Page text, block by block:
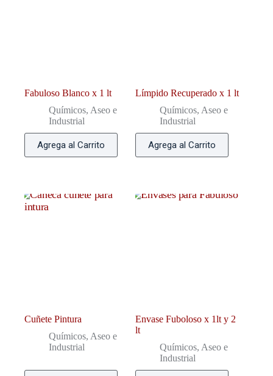
Fabuloso Blanco x 1 lt
Químicos, Aseo e
Industrial
Agrega al Carrito
Límpido Recuperado x 1 lt
Químicos, Aseo e
Industrial
Agrega al Carrito
Cuñete Pintura
Químicos, Aseo e
Industrial
Envase Fuboloso x 1lt y 2
lt
Químicos, Aseo e
Industrial